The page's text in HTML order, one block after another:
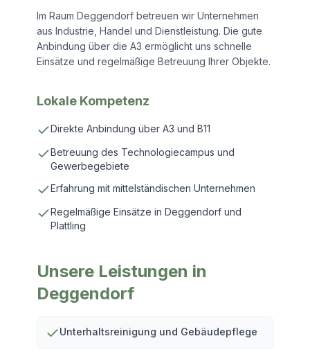
Im Raum Deggendorf betreuen wir Unternehmen
aus Industrie, Handel und Dienstleistung. Die gute
Anbindung über die A3 ermöglicht uns schnelle
Einsätze und regelmäßige Betreuung Ihrer Objekte.
Lokale Kompetenz
Direkte Anbindung über A3 und B11
Betreuung des Technologiecampus und
Gewerbegebiete
Erfahrung mit mittelständischen Unternehmen
Regelmäßige Einsätze in Deggendorf und
Plattling
Unsere Leistungen in
Deggendorf
Unterhaltsreinigung und Gebäudepflege